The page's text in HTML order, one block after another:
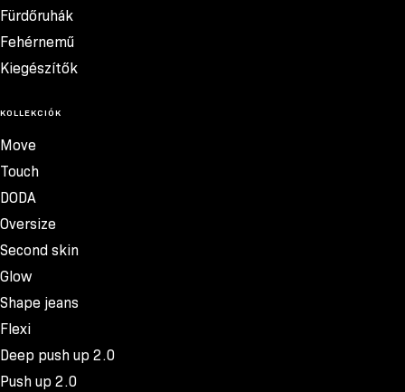
Fürdőruhák
Fehérnemű
Kiegészítők
KOLLEKCIÓK
Move
Touch
DODA
Oversize
Second skin
Glow
Shape jeans
Flexi
Deep push up 2.0
Push up 2.0